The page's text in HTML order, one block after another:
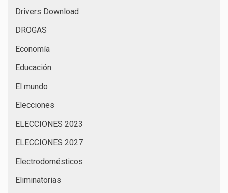
Drivers Download
DROGAS
Economía
Educación
El mundo
Elecciones
ELECCIONES 2023
ELECCIONES 2027
Electrodomésticos
Eliminatorias